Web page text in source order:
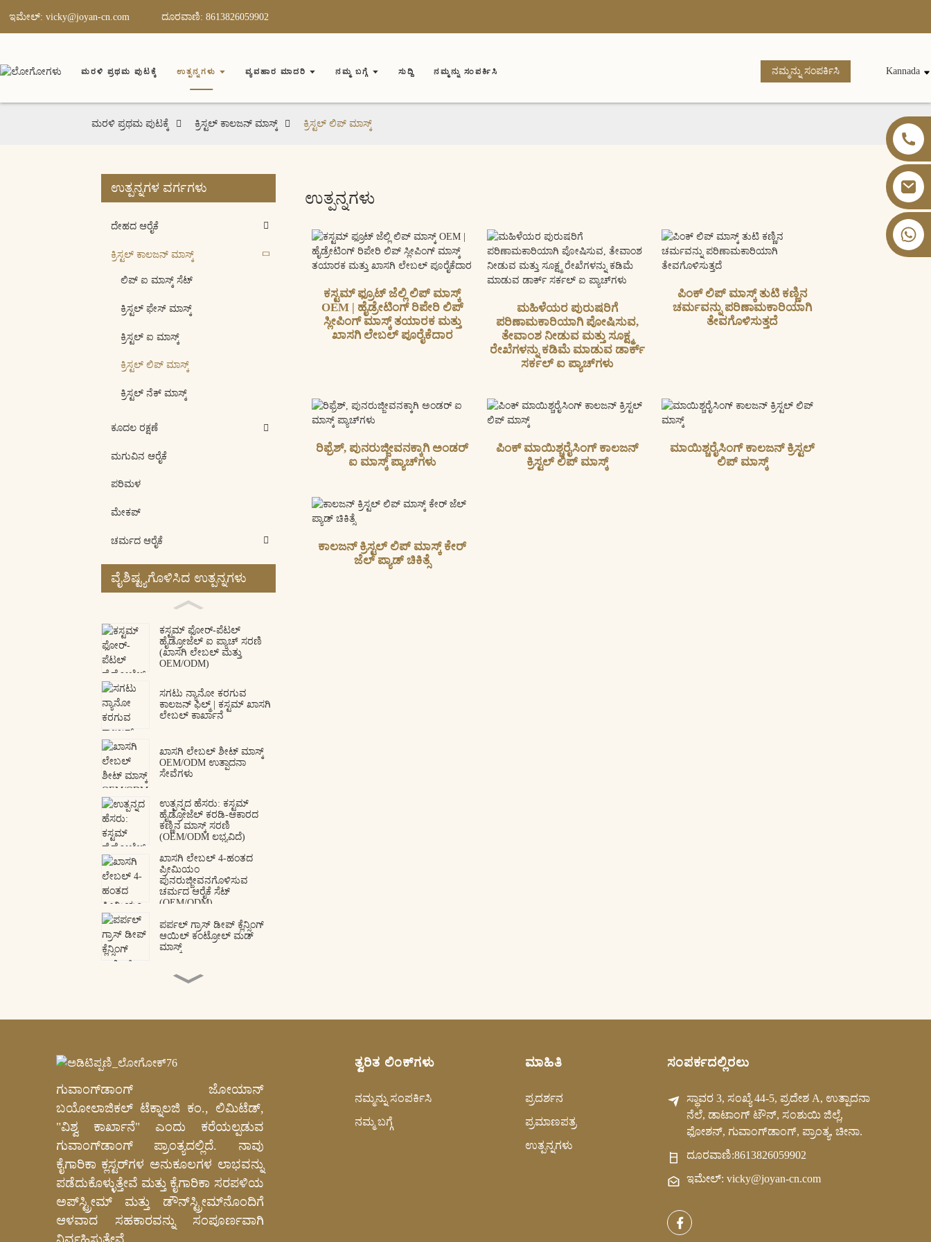
ಇಮೇಲ್: vicky@joyan-cn.com ದೂರವಾಣಿ: 8613826059902
ಮರಳಿ ಪ್ರಥಮ ಪುಟಕ್ಕೆ ಉತ್ಪನ್ನಗಳು ವ್ಯವಹಾರ ಮಾದರಿ ನಮ್ಮ ಬಗ್ಗೆ ಸುದ್ದಿ ನಮ್ಮನ್ನು ಸಂಪರ್ಕಿಸಿ ನಮ್ಮನ್ನು ಸಂಪರ್ಕಿಸಿ Kannada
+86 13826059902
ಮರಳಿ ಪ್ರಥಮ ಪುಟಕ್ಕೆ ಕ್ರಿಸ್ಟಲ್ ಕಾಲಜನ್ ಮಾಸ್ಕ್ ಕ್ರಿಸ್ಟಲ್ ಲಿಪ್ ಮಾಸ್ಕ್
ಉತ್ಪನ್ನಗಳ ವರ್ಗಗಳು
ದೇಹದ ಆರೈಕೆ
ಕ್ರಿಸ್ಟಲ್ ಕಾಲಜನ್ ಮಾಸ್ಕ್
ಲಿಪ್ ಐ ಮಾಸ್ಕ್ ಸೆಟ್
ಕ್ರಿಸ್ಟಲ್ ಫೇಸ್ ಮಾಸ್ಕ್
ಕ್ರಿಸ್ಟಲ್ ಐ ಮಾಸ್ಕ್
ಕ್ರಿಸ್ಟಲ್ ಲಿಪ್ ಮಾಸ್ಕ್
ಕ್ರಿಸ್ಟಲ್ ನೆಕ್ ಮಾಸ್ಕ್
ಕೂದಲ ರಕ್ಷಣೆ
ಮಗುವಿನ ಆರೈಕೆ
ಪರಿಮಳ
ಮೇಕಪ್
ಚರ್ಮದ ಆರೈಕೆ
ವೈಶಿಷ್ಟ್ಯಗೊಳಿಸಿದ ಉತ್ಪನ್ನಗಳು
ಕಸ್ಟಮ್ ಫೋರ್-ಪೆಟಲ್
ಹೈಡ್ರೋಜೆಲ್ ಐ ಪ್ಯಾಚ್ ಸರಣಿ
(ಖಾಸಗಿ ಲೇಬಲ್ ಮತ್ತು
OEM/ODM)
ಸಗಟು ನ್ಯಾನೋ ಕರಗುವ
ಕಾಲಜನ್ ಫಿಲ್ಮ್ | ಕಸ್ಟಮ್ ಖಾಸಗಿ
ಲೇಬಲ್ ಕಾರ್ಖಾನೆ
ಖಾಸಗಿ ಲೇಬಲ್ ಶೀಟ್ ಮಾಸ್ಕ್
OEM/ODM ಉತ್ಪಾದನಾ
ಸೇವೆಗಳು
ಉತ್ಪನ್ನದ ಹೆಸರು: ಕಸ್ಟಮ್
ಹೈಡ್ರೋಜೆಲ್ ಕರಡಿ-ಆಕಾರದ
ಕಣ್ಣಿನ ಮಾಸ್ಕ್ ಸರಣಿ
(OEM/ODM ಲಭ್ಯವಿದೆ)
ಖಾಸಗಿ ಲೇಬಲ್ 4-ಹಂತದ
ಪ್ರೀಮಿಯಂ
ಪುನರುಜ್ಜೀವನಗೊಳಿಸುವ
ಚರ್ಮದ ಆರೈಕೆ ಸೆಟ್
(OEM/ODM)
ಪರ್ಪಲ್ ಗ್ರಾಸ್ ಡೀಪ್ ಕ್ಲೆನ್ಸಿಂಗ್
ಆಯಿಲ್ ಕಂಟ್ರೋಲ್ ಮಡ್
ಮಾಸ್ಕ್
ವೃತ್ತಿಪರ OEM ಮತ್ತು ODM
ತಯಾರಕ
ಆಳವಾದ ಪೋಷಣೆಗಾಗಿ ಸಗಟು
ಖಾಸಗಿ ಲೇಬಲ್ ಗೋಲ್ಡ್ ಮೈಕಾ
ಹೈಡ್ರೋಜೆಲ್ ಹೀಲ್ ಮಾಸ್ಕ್ -
OEM/ODM
ಗ್ರಾಹಕೀಯಗೊಳಿಸಬಹುದಾದ
ನಿಯಾಸಿನಮೈಡ್ ಮತ್ತು
ಟ್ರಾನೆಕ್ಸಾಮಿಕ್ ಆಮ್ಲ ಹೊಳಪು
ನೀಡುವ ಹತ್ತಿ ಪ್ಯಾಡ್‌ಗಳು
OEM/ODM ತಯಾರಕ
ಉತ್ಪನ್ನಗಳು
ಕಸ್ಟಮ್ ಫ್ರೂಟ್ ಜೆಲ್ಲಿ ಲಿಪ್ ಮಾಸ್ಕ್
OEM | ಹೈಡ್ರೇಟಿಂಗ್ ರಿಪೇರಿ ಲಿಪ್
ಸ್ಲೀಪಿಂಗ್ ಮಾಸ್ಕ್ ತಯಾರಕ ಮತ್ತು
ಖಾಸಗಿ ಲೇಬಲ್ ಪೂರೈಕೆದಾರ
ಮಹಿಳೆಯರ ಪುರುಷರಿಗೆ
ಪರಿಣಾಮಕಾರಿಯಾಗಿ ಪೋಷಿಸುವ,
ತೇವಾಂಶ ನೀಡುವ ಮತ್ತು ಸೂಕ್ಷ್ಮ
ರೇಖೆಗಳನ್ನು ಕಡಿಮೆ ಮಾಡುವ ಡಾರ್ಕ್
ಸರ್ಕಲ್ ಐ ಪ್ಯಾಚ್‌ಗಳು
ಪಿಂಕ್ ಲಿಪ್ ಮಾಸ್ಕ್ ತುಟಿ ಕಣ್ಣಿನ
ಚರ್ಮವನ್ನು ಪರಿಣಾಮಕಾರಿಯಾಗಿ
ತೇವಗೊಳಿಸುತ್ತದೆ
ರಿಫ್ರೆಶ್, ಪುನರುಜ್ಜೀವನಕ್ಕಾಗಿ ಅಂಡರ್
ಐ ಮಾಸ್ಕ್ ಪ್ಯಾಚ್‌ಗಳು
ಪಿಂಕ್ ಮಾಯಿಶ್ಚರೈಸಿಂಗ್ ಕಾಲಜನ್
ಕ್ರಿಸ್ಟಲ್ ಲಿಪ್ ಮಾಸ್ಕ್
ಮಾಯಿಶ್ಚರೈಸಿಂಗ್ ಕಾಲಜನ್ ಕ್ರಿಸ್ಟಲ್
ಲಿಪ್ ಮಾಸ್ಕ್
ಕಾಲಜನ್ ಕ್ರಿಸ್ಟಲ್ ಲಿಪ್ ಮಾಸ್ಕ್ ಕೇರ್
ಜೆಲ್ ಪ್ಯಾಡ್ ಚಿಕಿತ್ಸೆ
ಗುವಾಂಗ್‌ಡಾಂಗ್ ಜೋಯಾನ್
ಬಯೋಲಾಜಿಕಲ್ ಟೆಕ್ನಾಲಜಿ ಕಂ., ಲಿಮಿಟೆಡ್,
"ವಿಶ್ವ ಕಾರ್ಖಾನೆ" ಎಂದು ಕರೆಯಲ್ಪಡುವ
ಗುವಾಂಗ್‌ಡಾಂಗ್ ಪ್ರಾಂತ್ಯದಲ್ಲಿದೆ. ನಾವು
ಕೈಗಾರಿಕಾ ಕ್ಲಸ್ಟರ್‌ಗಳ ಅನುಕೂಲಗಳ ಲಾಭವನ್ನು
ಪಡೆದುಕೊಳ್ಳುತ್ತೇವೆ ಮತ್ತು ಕೈಗಾರಿಕಾ ಸರಪಳಿಯ
ಅಪ್‌ಸ್ಟ್ರೀಮ್ ಮತ್ತು ಡೌನ್‌ಸ್ಟ್ರೀಮ್‌ನೊಂದಿಗೆ
ಆಳವಾದ ಸಹಕಾರವನ್ನು ಸಂಪೂರ್ಣವಾಗಿ
ತ್ವರಿತ ಲಿಂಕ್‌ಗಳು
ನಮ್ಮನ್ನು ಸಂಪರ್ಕಿಸಿ
ನಮ್ಮ ಬಗ್ಗೆ
ಮಾಹಿತಿ
ಪ್ರದರ್ಶನ
ಪ್ರಮಾಣಪತ್ರ
ಉತ್ಪನ್ನಗಳು
ಸಂಪರ್ಕದಲ್ಲಿರಲು
ಸ್ಥಾವರ 3, ಸಂಖ್ಯೆ 44-5, ಪ್ರದೇಶ A, ಉತ್ಪಾದನಾ
ನೆಲೆ, ಡಾಟಾಂಗ್ ಟೌನ್, ಸಂಶುಯಿ ಜಿಲ್ಲೆ,
ಫೋಶನ್, ಗುವಾಂಗ್‌ಡಾಂಗ್, ಪ್ರಾಂತ್ಯ, ಚೀನಾ.
ದೂರವಾಣಿ:8613826059902
ಇಮೇಲ್: vicky@joyan-cn.com